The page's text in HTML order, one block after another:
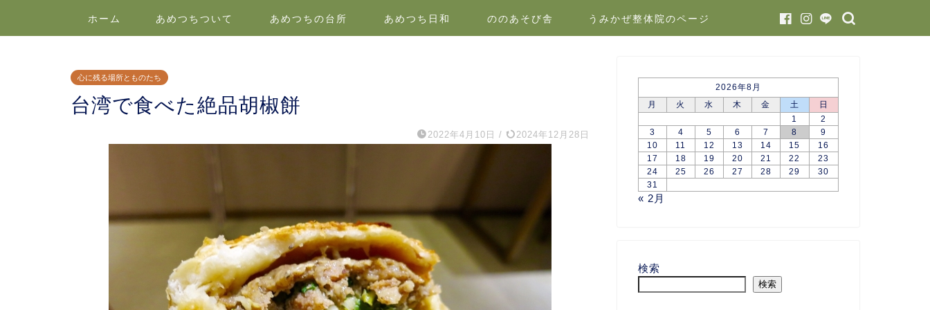
ホーム あめつちついて あめつちの台所 あめつち日和 ののあそび舎 うみかぜ整体院のページ
心に残る場所とものたち
台湾で食べた絶品胡椒餅
2022年4月10日 / 2024年12月28日
2026年8月
月
火 水 木 金 土
日
1
2
3
4 5 6 7 8
9
10
11 12 13 14 15
16
17
18 19 20 21 22
23
24
25 26 27 28 29
30
31
« 2月
検索
検索